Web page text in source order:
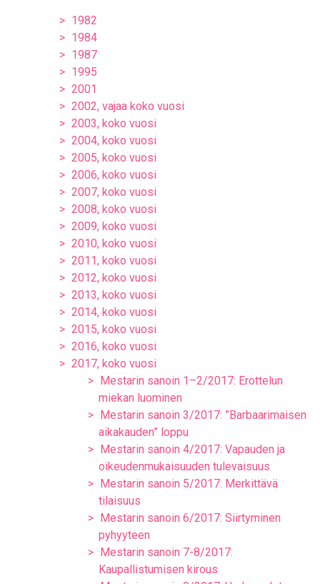
1982
1984
1987
1995
2001
2002, vajaa koko vuosi
2003, koko vuosi
2004, koko vuosi
2005, koko vuosi
2006, koko vuosi
2007, koko vuosi
2008, koko vuosi
2009, koko vuosi
2010, koko vuosi
2011, koko vuosi
2012, koko vuosi
2013, koko vuosi
2014, koko vuosi
2015, koko vuosi
2016, koko vuosi
2017, koko vuosi
Mestarin sanoin 1–2/2017: Erottelun
miekan luominen
Mestarin sanoin 3/2017: ”Barbaarimaisen
aikakauden” loppu
Mestarin sanoin 4/2017: Vapauden ja
oikeudenmukaisuuden tulevaisuus
Mestarin sanoin 5/2017: Merkittävä
tilaisuus
Mestarin sanoin 6/2017: Siirtyminen
pyhyyteen
Mestarin sanoin 7-8/2017:
Kaupallistumisen kirous